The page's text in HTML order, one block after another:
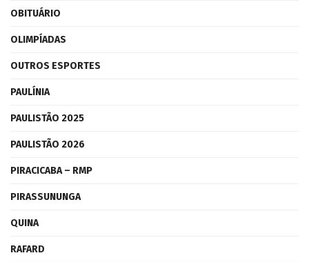
OBITUÁRIO
OLIMPÍADAS
OUTROS ESPORTES
PAULÍNIA
PAULISTÃO 2025
PAULISTÃO 2026
PIRACICABA – RMP
PIRASSUNUNGA
QUINA
RAFARD